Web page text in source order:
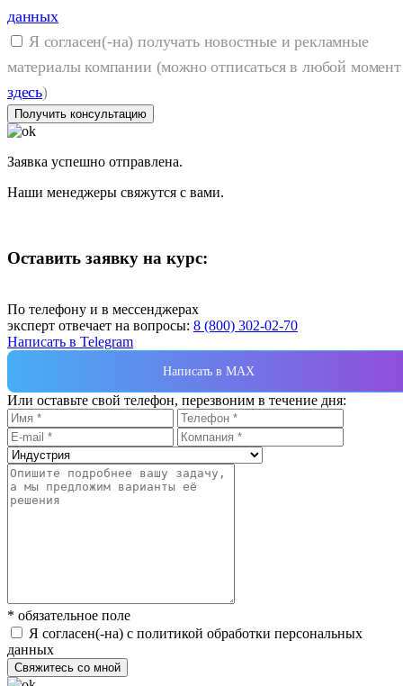
данных
Я согласен(-на) получать новостные и рекламные
материалы компании (можно отписаться в любой момент
здесь)
Получить консультацию
Заявка успешно отправлена.
Наши менеджеры свяжутся с вами.
Оставить заявку на курс:
По телефону и в мессенджерах
эксперт отвечает на вопросы: 8 (800) 302-02-70
Написать в Telegram
Написать в MAX
Или оставьте свой телефон, перезвоним в течение дня:
* обязательное поле
Я согласен(-на) с политикой обработки персональных
данных
Свяжитесь со мной